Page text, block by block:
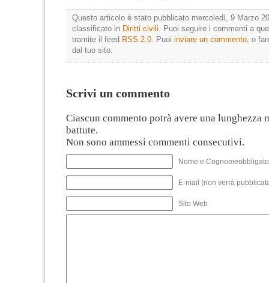
Questo articolo è stato pubblicato mercoledì, 9 Marzo
classificato in Diritti civili . Puoi seguire i commenti a
tramite il feed RSS 2.0 . Puoi inviare un commento , o
dal tuo sito.
Scrivi un commento
Ciascun commento potrà avere una lunghezza
battute.
Non sono ammessi commenti consecutivi.
Nome e
E-mail (non verrà
Sito Web